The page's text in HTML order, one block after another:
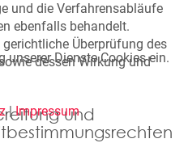
und die Verfahrensabläufe
ebenfalls behandelt.
Überprüfung des
dessen Wirkung und
und
unserer Dienste Cookies ein.
|Impressum